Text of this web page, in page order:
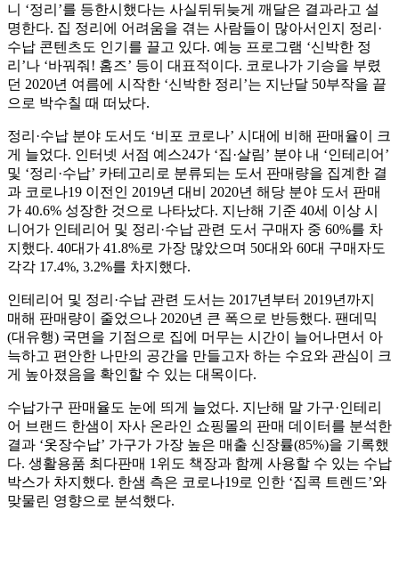
니 ‘정리’를 등한시했다는 사실뒤뒤늦게 깨달은 결과라고 설
명한다. 집 정리에 어려움을 겪는 사람들이 많아서인지 정리·
수납 콘텐츠도 인기를 끌고 있다. 예능 프로그램 ‘신박한 정
리’나 ‘바꿔줘! 홈즈’ 등이 대표적이다. 코로나가 기승을 부렸
던 2020년 여름에 시작한 ‘신박한 정리’는 지난달 50부작을 끝
으로 박수칠 때 떠났다.
정리·수납 분야 도서도 ‘비포 코로나’ 시대에 비해 판매율이 크
게 늘었다. 인터넷 서점 예스24가 ‘집·살림’ 분야 내 ‘인테리어’
및 ‘정리·수납’ 카테고리로 분류되는 도서 판매량을 집계한 결
과 코로나19 이전인 2019년 대비 2020년 해당 분야 도서 판매
가 40.6% 성장한 것으로 나타났다. 지난해 기준 40세 이상 시
니어가 인테리어 및 정리·수납 관련 도서 구매자 중 60%를 차
지했다. 40대가 41.8%로 가장 많았으며 50대와 60대 구매자도
각각 17.4%, 3.2%를 차지했다.
인테리어 및 정리·수납 관련 도서는 2017년부터 2019년까지
매해 판매량이 줄었으나 2020년 큰 폭으로 반등했다. 팬데믹
(대유행) 국면을 기점으로 집에 머무는 시간이 늘어나면서 아
늑하고 편안한 나만의 공간을 만들고자 하는 수요와 관심이 크
게 높아졌음을 확인할 수 있는 대목이다.
수납가구 판매율도 눈에 띄게 늘었다. 지난해 말 가구·인테리
어 브랜드 한샘이 자사 온라인 쇼핑몰의 판매 데이터를 분석한
결과 ‘옷장수납’ 가구가 가장 높은 매출 신장률(85%)을 기록했
다. 생활용품 최다판매 1위도 책장과 함께 사용할 수 있는 수납
박스가 차지했다. 한샘 측은 코로나19로 인한 ‘집콕 트렌드’와
맞물린 영향으로 분석했다.